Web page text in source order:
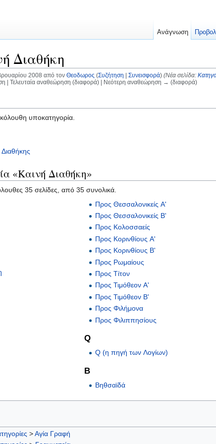
Διαθήκη
2008 από τον Θεοδωρος (Συζήτηση Συνεισφορά) (Νέα σελίδα:
| Τελευταία αναθεώρηση (διαφορά) | Νεότερη αναθεώρηση → (διαφορά)
υποκατηγορία.
Διαθήκης
«Καινή Διαθήκη»
35 σελίδες, από 35 συνολικά.
Προς Θεσσαλονικείς Α'
Προς Θεσσαλονικείς Β'
Προς Κολοσσαείς
Προς Κορινθίους Α'
Προς Κορινθίους Β'
Προς Ρωμαίους
Προς Τίτον
Προς Τιμόθεον Α'
Προς Τιμόθεον Β'
Προς Φιλήμονα
Προς Φιλιππησίους
Q
Q (η πηγή των Λογίων)
Β
Βηθσαϊδά
>Αγία Γραφή
Ανάγνωση